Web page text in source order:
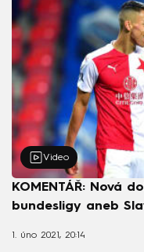
Video
KOMENTÁŘ: Nová
bundesligy aneb
1. úno 2021, 20:14